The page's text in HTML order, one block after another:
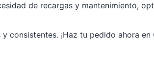
de recargas y mantenimiento,
consistentes. ¡Haz tu pedido ahora